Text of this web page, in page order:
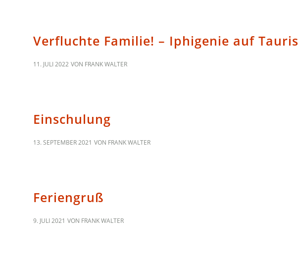
Verfluchte Familie! – Iphigenie auf Tauris
11. JULI 2022 VON FRANK WALTER
Einschulung
13. SEPTEMBER 2021 VON FRANK WALTER
Feriengruß
9. JULI 2021 VON FRANK WALTER